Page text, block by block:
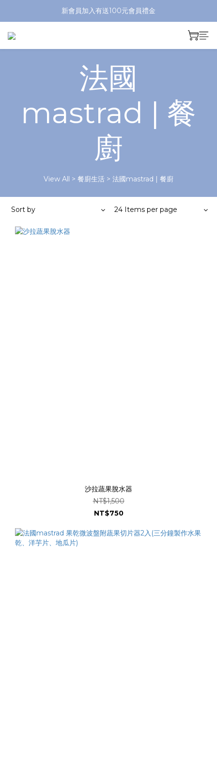
新會員加入有送100元會員禮金
法國
mastrad | 餐
廚
View All > 餐廚生活 > 法國mastrad | 餐廚
Sort by 24 Items per page
沙拉蔬果脫水器
NT$1,500
NT$750